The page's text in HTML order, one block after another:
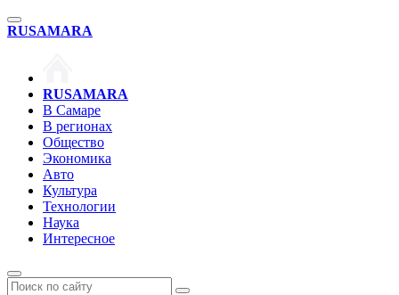
RUSAMARA
RUSAMARA
В Самаре
В регионах
Общество
Экономика
Авто
Культура
Технологии
Наука
Интересное